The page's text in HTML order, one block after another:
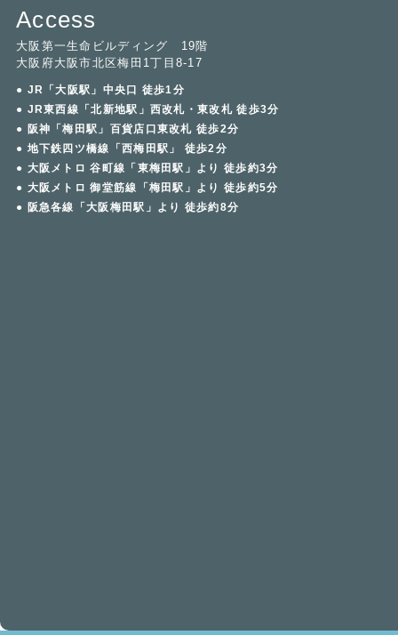
Access
大阪第一生命ビルディング 19階
大阪府大阪市北区梅田1丁目8-17
● JR「大阪駅」中央口 徒歩1分
● JR東西線「北新地駅」西改札・東改札 徒歩3分
● 阪神「梅田駅」百貨店口東改札 徒歩2分
● 地下鉄四ツ橋線「西梅田駅」 徒歩2分
● 大阪メトロ 谷町線「東梅田駅」より 徒歩約3分
● 大阪メトロ 御堂筋線「梅田駅」より 徒歩約5分
● 阪急各線「大阪梅田駅」より 徒歩約8分